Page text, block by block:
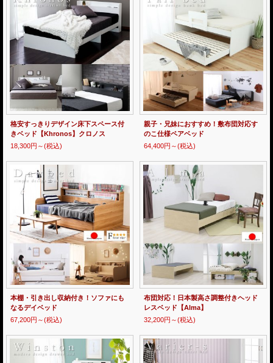
格安すっきりデザイン床下スペース付
きベッド【Khronos】クロノス
18,300円～(税込)
親子・兄妹におすすめ！敷布団対応す
のこ仕様ペアベッド
64,400円～(税込)
本棚・引き出し収納付き！ソファにも
なるデイベッド
67,200円～(税込)
布団対応！日本製高さ調整付きヘッド
レスベッド【Alma】
32,200円～(税込)